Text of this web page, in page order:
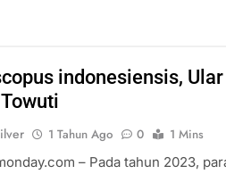
indonesiensis,
1 Tahun Ago 0
1 Mins
– Pada tahun 2023,